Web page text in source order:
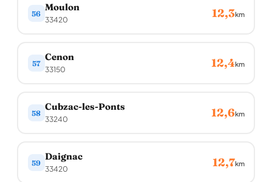
56
Moulon
33420 12,3km
57
Cenon
33150 12,4km
58
Cubzac-les-Ponts
33240 12,6km
59
Daignac
33420 12,7km